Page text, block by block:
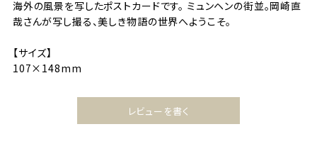
海外の風景を写したポストカードです。 ミュンヘンの街並。岡崎直
哉さんが写し撮る、美しき物語の世界へようこそ。
【サイズ】
107×148mm
レビューを書く